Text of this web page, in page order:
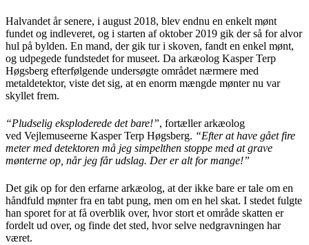
Halvandet år senere, i august 2018, blev endnu en enkelt mønt
fundet og indleveret, og i starten af oktober 2019 gik der så for alvor
hul på bylden. En mand, der gik tur i skoven, fandt en enkel mønt,
og udpegede fundstedet for museet. Da arkæolog Kasper Terp
Høgsberg efterfølgende undersøgte området nærmere med
metaldetektor, viste det sig, at en enorm mængde mønter nu var
skyllet frem.
“Pludselig eksploderede det bare!”, fortæller arkæolog
ved Vejlemuseerne Kasper Terp Høgsberg. “Efter at have gået fire
meter med detektoren må jeg simpelthen stoppe med at grave
mønterne op, når jeg får udslag. Der er alt for mange!”
Det gik op for den erfarne arkæolog, at der ikke bare er tale om en
håndfuld mønter fra en tabt pung, men om en hel skat. I stedet fulgte
han sporet for at få overblik over, hvor stort et område skatten er
fordelt ud over, og finde det sted, hvor selve nedgravningen har
været.